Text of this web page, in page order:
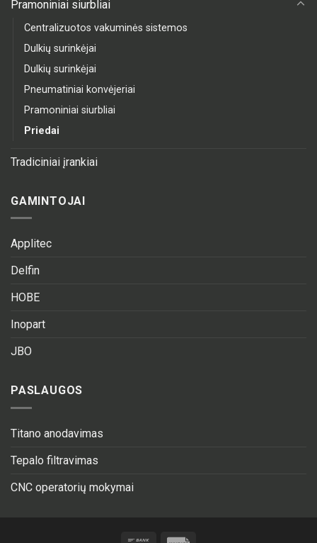
Pramoniniai siurbliai
Centralizuotos vakuminės sistemos
Dulkių surinkėjai
Dulkių surinkėjai
Pneumatiniai konvėjeriai
Pramoniniai siurbliai
Priedai
Tradiciniai įrankiai
GAMINTOJAI
Applitec
Delfin
HOBE
Inopart
JBO
PASLAUGOS
Titano anodavimas
Tepalo filtravimas
CNC operatorių mokymai